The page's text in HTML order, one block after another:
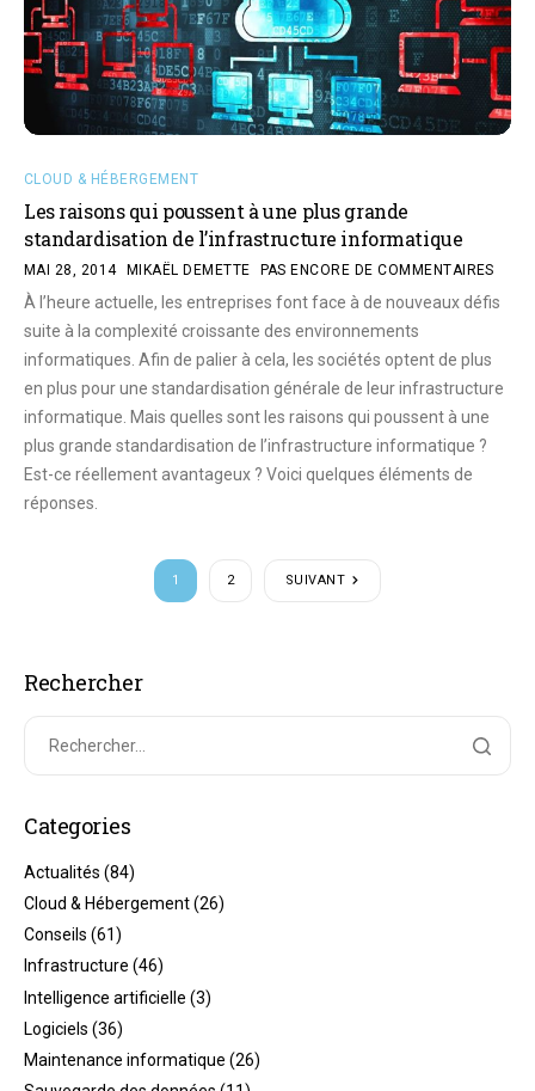
CLOUD & HÉBERGEMENT
Les raisons qui poussent à une plus grande
standardisation de l’infrastructure informatique
MAI 28, 2014 MIKAËL DEMETTE PAS ENCORE DE COMMENTAIRES
À l’heure actuelle, les entreprises font face à de nouveaux défis
suite à la complexité croissante des environnements
informatiques. Afin de palier à cela, les sociétés optent de plus
en plus pour une standardisation générale de leur infrastructure
informatique. Mais quelles sont les raisons qui poussent à une
plus grande standardisation de l’infrastructure informatique ?
Est-ce réellement avantageux ? Voici quelques éléments de
réponses.
1 2 SUIVANT
Rechercher
Categories
Actualités (84)
Cloud & Hébergement(26)
Conseils (61)
Infrastructure (46)
Intelligence artificielle (3)
Logiciels (36)
Maintenance informatique (26)